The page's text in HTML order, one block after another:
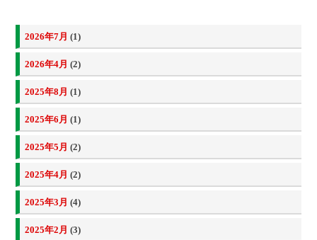
2026年7月 (1)
2026年4月 (2)
2025年8月 (1)
2025年6月 (1)
2025年5月 (2)
2025年4月 (2)
2025年3月 (4)
2025年2月 (3)